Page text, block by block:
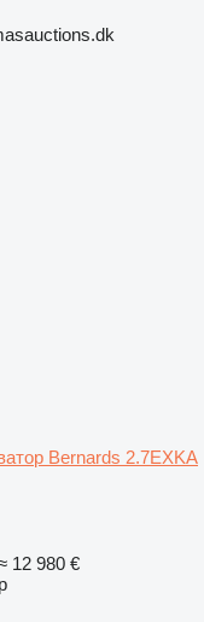
Bernards 2.7EXKA
12 980 €